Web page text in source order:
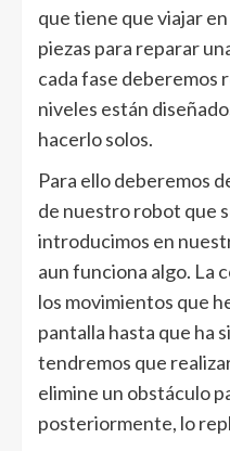
que tiene que viajar
piezas para reparar
cada fase deberemos
niveles están
hacerlo solos.
Para ello deberemos
de nuestro robot que
introducimos en
aun funciona algo. La
los movimientos que
pantalla hasta que ha
tendremos que
elimine un obstáculo
posteriormente, lo